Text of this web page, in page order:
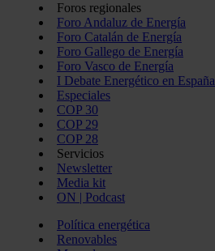
Foros regionales
Foro Andaluz de Energía
Foro Catalán de Energía
Foro Gallego de Energía
Foro Vasco de Energía
I Debate Energético en España
Especiales
COP 30
COP 29
COP 28
Servicios
Newsletter
Media kit
ON | Podcast
Política energética
Renovables